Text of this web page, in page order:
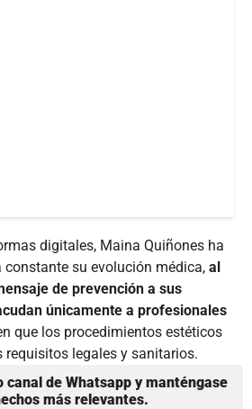
digitales, Maina Quiñones ha
su evolución médica, al
de prevención a sus
únicamente a profesionales
que los procedimientos estéticos
legales y sanitarios.
canal de Whatsapp y manténgase
más relevantes.